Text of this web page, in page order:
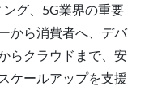
グ、5G業界の重要
から消費者へ、デバ
らクラウドまで、安
ケールアップを支援